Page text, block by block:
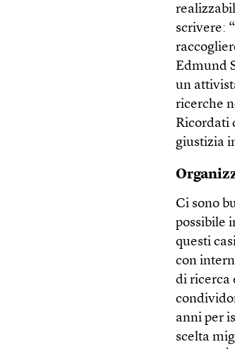
scrivere:
Edmund
un
ricerche
Ricordati
giustizia
Ci sono
possibile
questi
con
di ricerca
anni per
scelta